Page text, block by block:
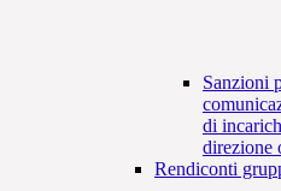
Sanzioni
di
direzione
Rendiconti